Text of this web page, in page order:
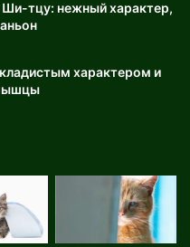
тцу: нежный характер,
характером и